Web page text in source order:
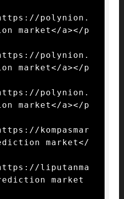
polynion.
market</a></p
polynion.
market</a></p
polynion.
market</a></p
kompasmar
market</
liputanma
market